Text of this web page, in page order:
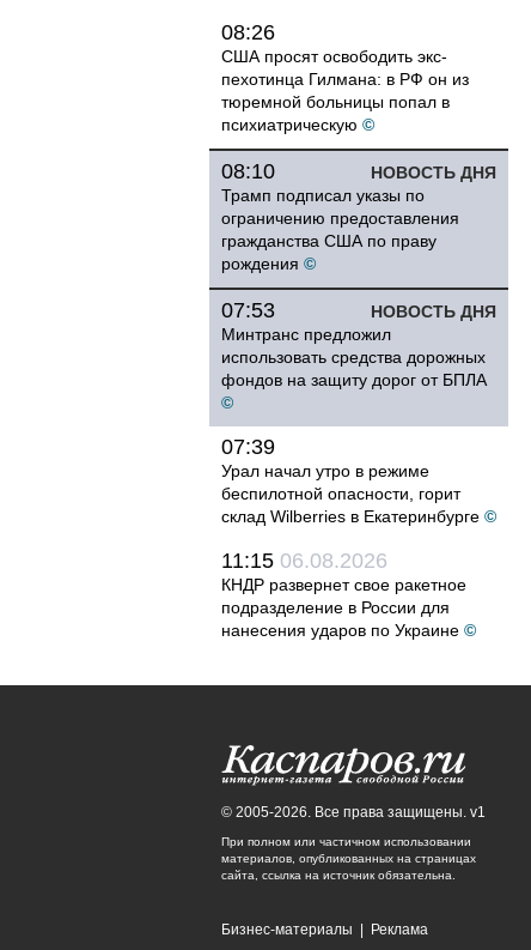
08:26
США просят освободить экс-
пехотинца Гилмана: в РФ он из
тюремной больницы попал в
психиатрическую ©
НОВОСТЬ ДНЯ
08:10
Трамп подписал указы по
ограничению предоставления
гражданства США по праву
рождения ©
НОВОСТЬ ДНЯ
07:53
Минтранс предложил
использовать средства дорожных
фондов на защиту дорог от БПЛА
©
07:39
Урал начал утро в режиме
беспилотной опасности, горит
склад Wilberries в Екатеринбурге ©
11:15 06.08.2026
КНДР развернет свое ракетное
подразделение в России для
нанесения ударов по Украине ©
© 2005-2026. Все права защищены. v1
При полном или частичном использовании
материалов, опубликованных на страницах
сайта, ссылка на источник обязательна.
Бизнес-материалы Реклама